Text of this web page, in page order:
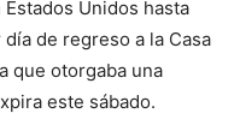
Unidos hasta
de regreso a la Casa
que otorgaba una
este sábado.